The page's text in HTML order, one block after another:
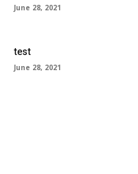
June 28, 2021
test
June 28, 2021